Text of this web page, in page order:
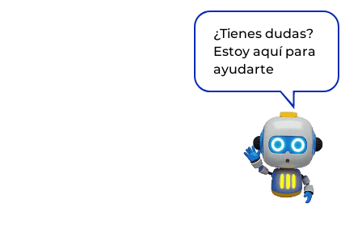
¿Tienes dudas?
Estoy aquí para
ayudarte